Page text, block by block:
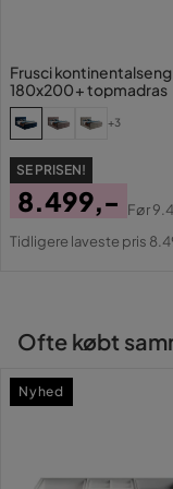
Funktion
Farvenavn
Frusci kontinentalseng
180x200 + topmadras
+3
SE PRISEN!
Pris
8.499,-
Original
Før
Tidligere laveste pris
Ofte købt
Nyhed